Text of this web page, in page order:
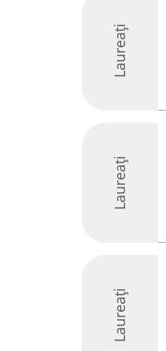
Laureați
Laureați
Laureați